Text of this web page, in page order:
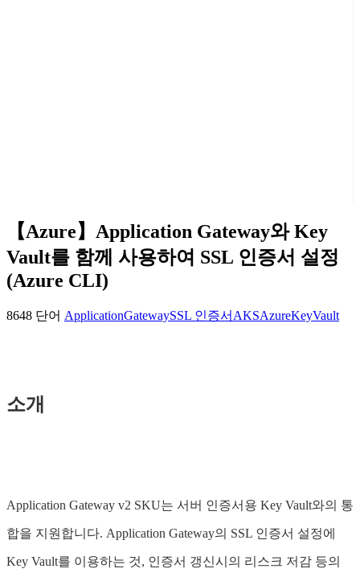
【Azure】Application Gateway와 Key
Vault를 함께 사용하여 SSL 인증서 설정
(Azure CLI)
8648 단어 ApplicationGatewaySSL 인증서 AKSAzureKeyVault
소개
Application Gateway v2 SKU는 서버 인증서용 Key Vault와의 통
합을 지원합니다. Application Gateway의 SSL 인증서 설정에
Key Vault를 이용하는 것, 인증서 갱신시의 리스크 저감 등의